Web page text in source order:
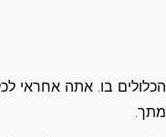
בו. אתה אחראי